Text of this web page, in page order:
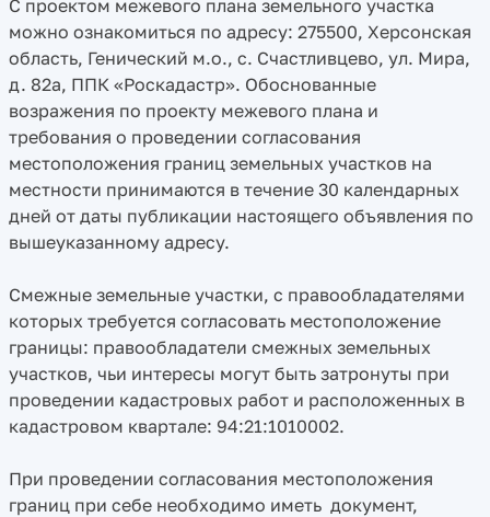
С проектом межевого плана земельного участка
можно ознакомиться по адресу: 275500, Херсонская
область, Генический м.о., с. Счастливцево, ул. Мира,
д. 82а, ППК «Роскадастр». Обоснованные
возражения по проекту межевого плана и
требования о проведении согласования
местоположения границ земельных участков на
местности принимаются в течение 30 календарных
дней от даты публикации настоящего объявления по
вышеуказанному адресу.
Смежные земельные участки, с правообладателями
которых требуется согласовать местоположение
границы: правообладатели смежных земельных
участков, чьи интересы могут быть затронуты при
проведении кадастровых работ и расположенных в
кадастровом квартале: 94:21:1010002.
При проведении согласования местоположения
границ при себе необходимо иметь документ,